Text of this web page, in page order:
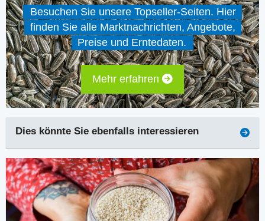
Besuchen Sie unsere Topseller-Seiten. Hier
finden Sie alle Marktnachrichten, Angebote,
Preise und Erntedaten.
Mehr erfahren
Dies könnte Sie ebenfalls interessieren